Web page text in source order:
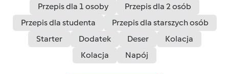
Przepis dla 1 osoby
Przepis dla 2 osób
Przepis dla studenta
Przepis dla starszych osób
Starter
Dodatek Deser
Kolacja
Kolacja
Napój